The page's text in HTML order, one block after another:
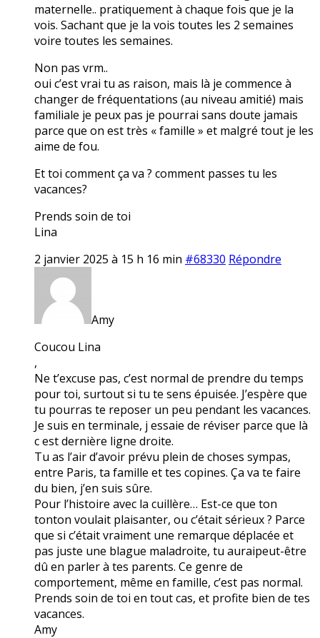
maternelle.. pratiquement à chaque fois que je la
vois. Sachant que je la vois toutes les 2 semaines
voire toutes les semaines.
Non pas vrm..
oui c’est vrai tu as raison, mais là je commence à
changer de fréquentations (au niveau amitié) mais
familiale je peux pas je pourrai sans doute jamais
parce que on est très « famille » et malgré tout je les
aime de fou.
Et toi comment ça va ? comment passes tu les
vacances?
Prends soin de toi
Lina
2 janvier 2025 à 15 h 16 min #68330 Répondre
Amy
Coucou Lina
,
Ne t’excuse pas, c’est normal de prendre du temps
pour toi, surtout si tu te sens épuisée. J’espère que
tu pourras te reposer un peu pendant les vacances.
Je suis en terminale, j essaie de réviser parce que là
c est dernière ligne droite.
Tu as l’air d’avoir prévu plein de choses sympas,
entre Paris, ta famille et tes copines. Ça va te faire
du bien, j’en suis sûre.
Pour l’histoire avec la cuillère… Est-ce que ton
tonton voulait plaisanter, ou c’était sérieux ? Parce
que si c’était vraiment une remarque déplacée et
pas juste une blague maladroite, tu auraipeut-être
dû en parler à tes parents. Ce genre de
comportement, même en famille, c’est pas normal.
Prends soin de toi en tout cas, et profite bien de tes
vacances.
Amy